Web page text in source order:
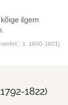
ilgem
1, 1600- 1601 )
1792-1822)